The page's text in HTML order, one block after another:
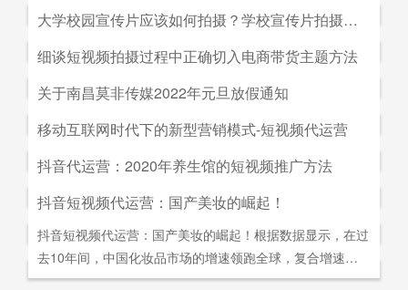
而事实上，正是因为公司规模小，才需要通过一个企业形象
片的包装，给经销商客户等以信心。
何选择抖音代运营公司呢，首先我们要先了解抖音代运营的
主要工作有哪些，抖音代运营公司会帮助我们做什么，什么
是我们自己做不到的，随着抖音的流行，抖音代运营的发展
前景是非常好的。
直播+短视频，新模式新机遇，南昌莫非传媒全域营销平台
会对市场营销造成深远的影响，引领企业走向下一场变革。
2G时代，消费者实现了通讯的自由；3G时代，视频通话和
移动数据技术的兴起推动了智能手机的发展；到了4G技术
的普及，成为了视频流媒体、移动应用和程序化广告发展的
信息的接收已经从图文时代转向了视听时代，而营销方式也
从单一的PC搜索引擎向多媒体、多领域转移，短视频、直
大学校园宣传片应该如何拍摄？学校宣传片拍摄出来有哪些作用？
大学校园宣传片应该如何拍摄？学校宣传片拍摄出来有哪些
始陆续的展开，而为了配合更好的招生进行学校文化建设，
都会拍摄一些大学宣传片来吸引更多学生，进而达到校园招
生的目的。那么，大学宣传片如何拍摄呢？有哪些作用？下
面小编就来为大家简单介绍一下。
细谈短视频拍摄过程中正确切入电商带货主题方法
细谈短视频拍摄过程中正确切入电商带货主题方法。短视频
一是创建自己的个人IP品牌,比如李子柒；二是创建代表生
活方式的品牌, 比如“一条”。前者就是基于达人的影响力创
建品牌,以IP名为品牌名,以达人为 品牌背书,这种模式其实更
像粉丝经济。普通用户受短视频内容的吸引 成为达人的粉
丝,进而成为产生实际购买行为的用户。实践证明,只要 IP足
够打动人心,他们就能爆发出巨大的影响力。以李子柒为例,
李子柒凭借短视频积累了千万粉丝,后在淘宝平台开设店铺,
关于南昌莫非传媒2022年元旦放假通知
关于南昌莫非传媒2022年元旦放假通知.元旦：1月1日（星
月4日（星期二）上班。在此期间，如果您有需要我们提供
服务的地方可直接在网站留言板块进行留言，上班后，我们
会及时回复；如有紧急事项可拨打0791-88196636进行咨
询。
移动互联网时代下的新型营销模式-短视频代运营
移动互联网时代下的新型营销模式-短视频代运营。创意营
的含义发生了新的变化，是以创意表达的内容为连接的、以
社交分享和算法匹配为，主要传播信道的用户参与共创的新
型整合营销模式。
抖音代运营：2020年养生馆的短视频推广方法
抖音代运营：2020年养生馆的短视频推广方法.南昌莫非文
告及网络营销领域的公司，是国内领先的一站式全网营销推
广创新型服务平台。主营：蓝V认证，抖音，快手短视频代
抖音短视频代运营：国产美妆的崛起！
抖音短视频代运营：国产美妆的崛起！根据数据显示，在过
去10年间，中国化妆品市场的增速领跑全球，复合增速达9.
5%。庞大的市场让国产美妆迅速崛起，其中，完美日记一